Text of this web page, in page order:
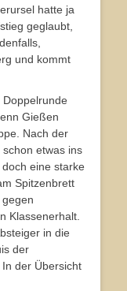
hatte ja
geglaubt,
und kommt
Gießen
Nach der
etwas ins
eine starke
Spitzenbrett
Klassenerhalt.
in die
der
der Übersicht